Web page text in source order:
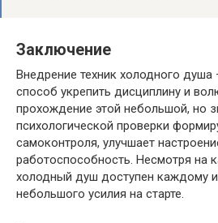
Заключение
Внедрение техник холодного
способ укрепить дисциплину и
прохождение этой небольшой, но
психологической проверки
самоконтроля, улучшает
работоспособность. Несмотря на
холодный душ доступен каждому
небольшого усилия на старте.